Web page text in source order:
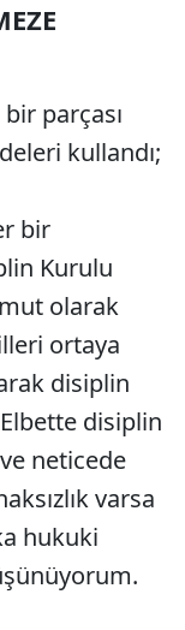
parçası
kullandı;
bir
Kurulu
olarak
ortaya
disiplin
Elbette disiplin
neticede
varsa
hukuki